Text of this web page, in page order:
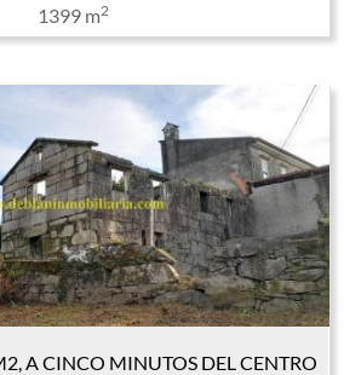
1399 m2
A CINCO MINUTOS DEL CENTRO